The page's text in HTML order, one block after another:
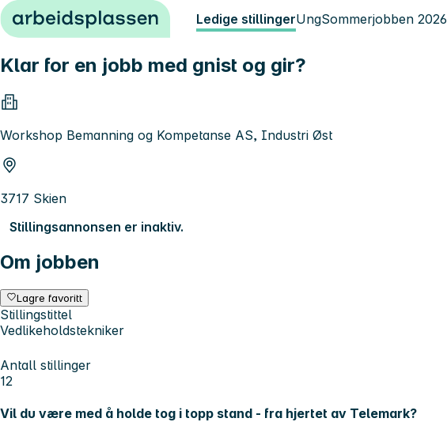
Hopp til innhold Ledige stillingerUngSommerjobben 2026
Klar for en jobb med gnist og gir?
Workshop Bemanning og Kompetanse AS, Industri Øst
3717 Skien
Stillingsannonsen er inaktiv.
Om jobben
Lagre favoritt
Stillingstittel
Vedlikeholdstekniker
Antall stillinger
12
Vil du være med å holde tog i topp stand - fra hjertet av Telemark?